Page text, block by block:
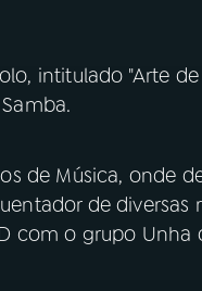
intitulado "Arte de
de Música, onde
de
com o grupo Unha